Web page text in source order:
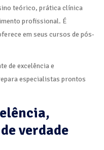
teórico, prática clínica
profissional. É
em seus cursos de pós-
de excelência e
especialistas prontos
verdade